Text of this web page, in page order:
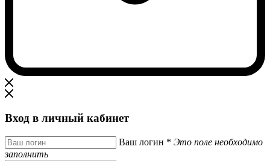
Вход в личный кабинет
Ваш логин * Это поле необходимо
заполнить